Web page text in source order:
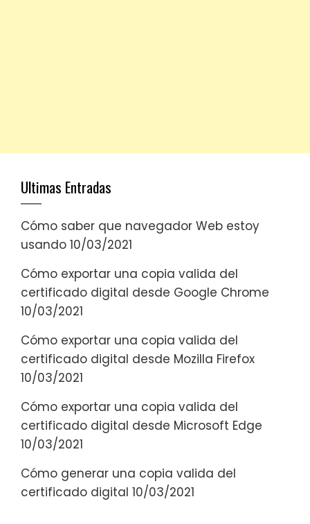
Ultimas Entradas
Cómo saber que navegador Web estoy
usando 10/03/2021
Cómo exportar una copia valida del
certificado digital desde Google Chrome
10/03/2021
Cómo exportar una copia valida del
certificado digital desde Mozilla Firefox
10/03/2021
Cómo exportar una copia valida del
certificado digital desde Microsoft Edge
10/03/2021
Cómo generar una copia valida del
certificado digital 10/03/2021